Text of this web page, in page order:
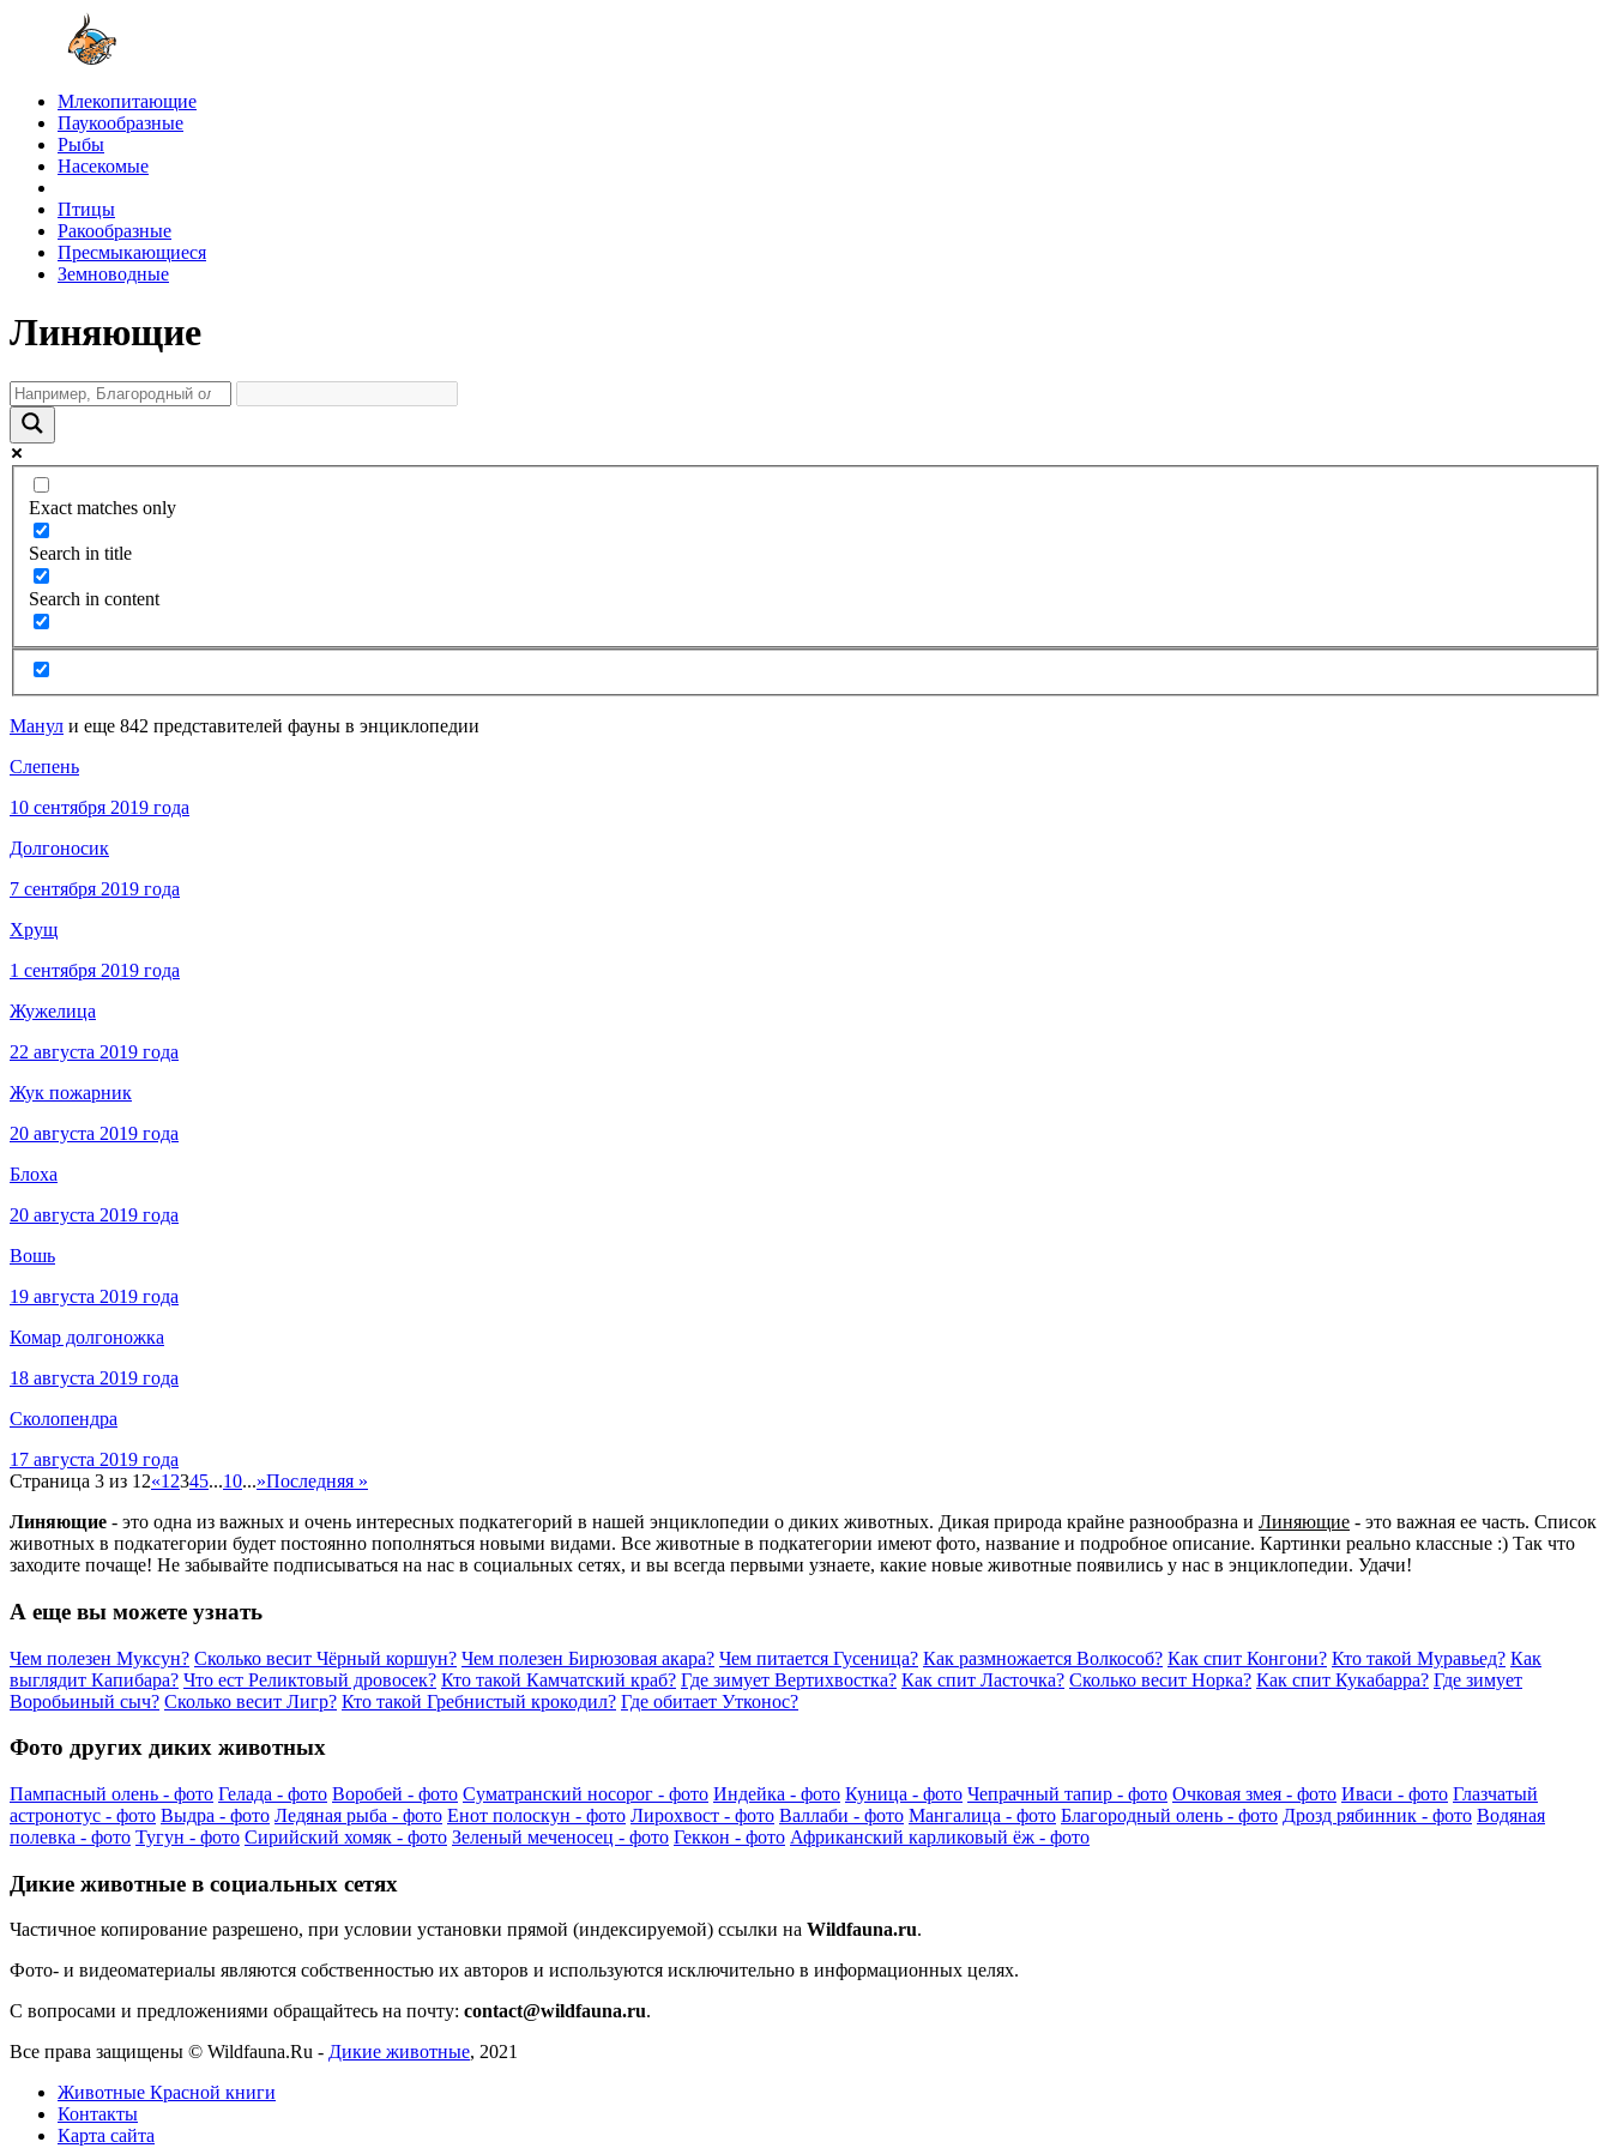
Млекопитающие
Паукообразные
Рыбы
Насекомые
Птицы
Ракообразные
Пресмыкающиеся
Земноводные
Линяющие
Exact matches only
Search in title
Search in content
Манул и еще 842 представителей фауны в энциклопедии
Слепень
10 сентября 2019 года
Долгоносик
7 сентября 2019 года
Хрущ
1 сентября 2019 года
Жужелица
22 августа 2019 года
Жук пожарник
20 августа 2019 года
Блоха
20 августа 2019 года
Вошь
19 августа 2019 года
Комар долгоножка
18 августа 2019 года
Сколопендра
17 августа 2019 года
Страница 3 из 12«1 2345...10...»Последняя »
Линяющие - это одна из важных и очень интересных подкатегорий в нашей энциклопедии о диких животных. Дикая природа крайне разнообразна и Линяющие - это важная ее часть. Список
животных в подкатегории будет постоянно пополняться новыми видами. Все животные в подкатегории имеют фото, название и подробное описание. Картинки реально классные :) Так что
заходите почаще! Не забывайте подписываться на нас в социальных сетях, и вы всегда первыми узнаете, какие новые животные появились у нас в энциклопедии. Удачи!
А еще вы можете узнать
Чем полезен Муксун? Сколько весит Чёрный коршун? Чем полезен Бирюзовая акара? Чем питается Гусеница? Как размножается Волкособ? Как спит Конгони? Кто такой Муравьед? Как
выглядит Капибара? Что ест Реликтовый дровосек? Кто такой Камчатский краб? Где зимует Вертихвостка? Как спит Ласточка? Сколько весит Норка? Как спит Кукабарра? Где зимует
Воробьиный сыч? Сколько весит Лигр? Кто такой Гребнистый крокодил? Где обитает Утконос?
Фото других диких животных
Пампасный олень - фото Гелада - фото Воробей - фото Суматранский носорог - фото Индейка - фото Куница - фото Чепрачный тапир - фото Очковая змея - фото Иваси - фото Глазчатый
астронотус - фото Выдра - фото Ледяная рыба - фото Енот полоскун - фото Лирохвост - фото Валлаби - фото Мангалица - фото Благородный олень - фото Дрозд рябинник - фото Водяная
полевка - фото Тугун - фото Сирийский хомяк - фото Зеленый меченосец - фото Геккон - фото Африканский карликовый ёж - фото
Дикие животные в социальных сетях
Частичное копирование разрешено, при условии установки прямой (индексируемой) ссылки на Wildfauna.ru.
Фото- и видеоматериалы являются собственностью их авторов и используются исключительно в информационных целях.
С вопросами и предложениями обращайтесь на почту: contact@wildfauna.ru.
Все права защищены © Wildfauna.Ru - Дикие животные, 2021
Животные Красной книги
Контакты
Карта сайта